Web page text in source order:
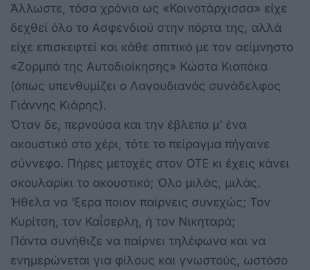
Άλλωστε, τόσα χρόνια ως «Κοινοτάρχισσα» είχε
δεχθεί όλο το Ασφενδιού στην πόρτα της, αλλά
είχε επισκεφτεί και κάθε σπιτικό με τον αείμνηστο
«Ζορμπά της Αυτοδιοίκησης» Κώστα Κιαπόκα
(όπως υπενθυμίζει ο Λαγουδιανός συνάδελφος
Γιάννης Κιάρης).
Όταν δε, περνούσα και την έβλεπα μ’ ένα
ακουστικό στο χέρι, τότε το πείραγμα πήγαινε
σύννεφο. Πήρες μετοχές στον ΟΤΕ κι έχεις κάνει
σκουλαρίκι το ακουστικό; Όλο μιλάς, μιλάς.
Ήθελα να ‘ξερα ποιον παίρνεις συνεχώς; Τον
Κυρίτση, τον Καΐσερλη, ή τον Νικηταρά;
Πάντα συνήθιζε να παίρνει τηλέφωνα και να
ενημερώνεται για φίλους και γνωστούς, ωστόσο